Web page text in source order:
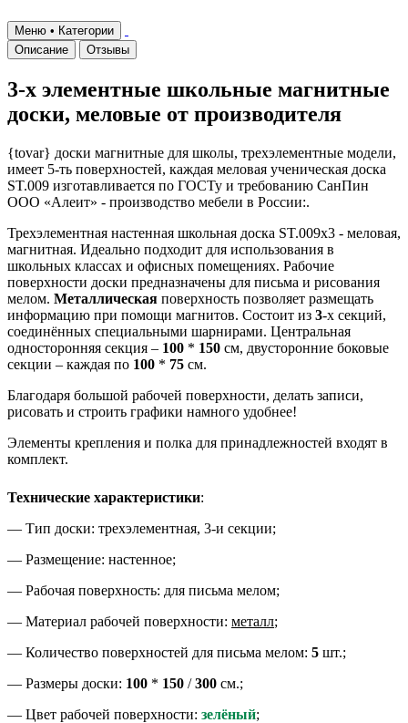
Меню • Категории
Описание
Отзывы
3-х элементные школьные магнитные
доски, меловые от производителя
{tovar} доски магнитные для школы, трехэлементные модели,
имеет 5-ть поверхностей, каждая меловая ученическая доска
ST.009 изготавливается по ГОСТу и требованию СанПин
ООО «Алеит» - производство мебели в России:.
Трехэлементная настенная школьная доска ST.009x3 - меловая,
магнитная. Идеально подходит для использования в
школьных классах и офисных помещениях. Рабочие
поверхности доски предназначены для письма и рисования
мелом. Металлическая поверхность позволяет размещать
информацию при помощи магнитов. Состоит из 3-х секций,
соединённых специальными шарнирами. Центральная
односторонняя секция – 100 * 150 см, двусторонние боковые
секции – каждая по 100 * 75 см.
Благодаря большой рабочей поверхности, делать записи,
рисовать и строить графики намного удобнее!
Элементы крепления и полка для принадлежностей входят в
комплект.
Технические характеристики:
— Тип доски: трехэлементная, 3-и секции;
— Размещение: настенное;
— Рабочая поверхность: для письма мелом;
— Материал рабочей поверхности: металл;
— Количество поверхностей для письма мелом: 5 шт.;
— Размеры доски: 100 * 150 /300 см.;
— Цвет рабочей поверхности: зелёный;